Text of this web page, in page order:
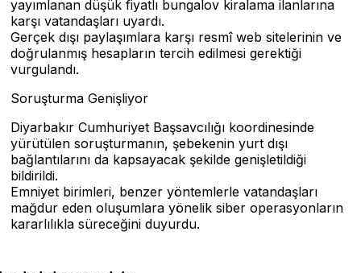
yayımlanan düşük fiyatlı bungalov kiralama ilanlarına
karşı vatandaşları uyardı.
Gerçek dışı paylaşımlara karşı resmî web sitelerinin ve
doğrulanmış hesapların tercih edilmesi gerektiği
vurgulandı.
Soruşturma Genişliyor
Diyarbakır Cumhuriyet Başsavcılığı koordinesinde
yürütülen soruşturmanın, şebekenin yurt dışı
bağlantılarını da kapsayacak şekilde genişletildiği
bildirildi.
Emniyet birimleri, benzer yöntemlerle vatandaşları
mağdur eden oluşumlara yönelik siber operasyonların
kararlılıkla süreceğini duyurdu.